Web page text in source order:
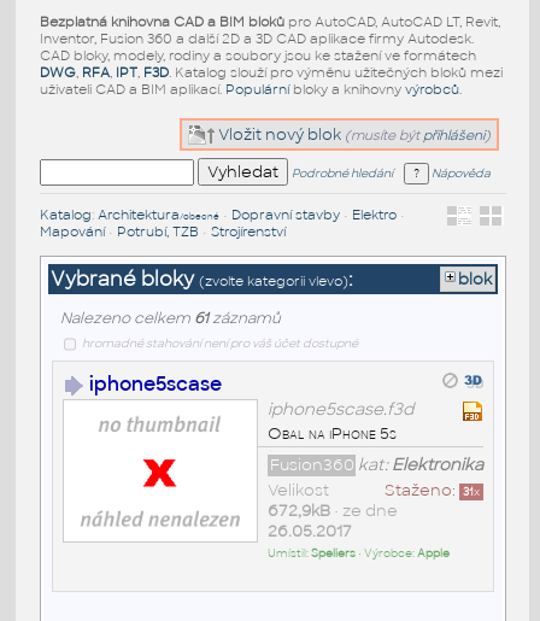
Bezplatná knihovna CAD a BIM blokůpro AutoCAD, AutoCAD LT, Revit,
Inventor, Fusion 360 a další 2D a 3D CAD aplikace firmy Autodesk.
CAD bloky, modely, rodiny a soubory jsou ke stažení ve formátech
DWG, RFA, IPT, F3D. Katalog slouží pro výměnu užitečných bloků mezi
uživateli CAD a BIM aplikací. Populárníbloky a knihovny výrobců.
Vložit nový blok (musíte být přihlášeni)
Podrobné hledání Nápověda
Katalog: Architektura/obecné• Dopravní stavby• Elektro•
Mapování• Potrubí, TZB • Strojírenství
Vybrané bloky (zvolte kategorii vlevo): blok
Nalezeno celkem 61záznamů
hromadné stahování není pro váš účet dostupné
iphone5scase
iphone5scase.f3d
Obal na iPhone 5s
kat:Elektronika
Fusion360
Staženo: 31x
Velikost
672,9kB• ze dne
26.05.2017
Umístil:Speliers• Výrobce:Apple